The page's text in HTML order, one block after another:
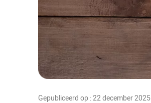
Gepubliceerd op : 22 december 2025